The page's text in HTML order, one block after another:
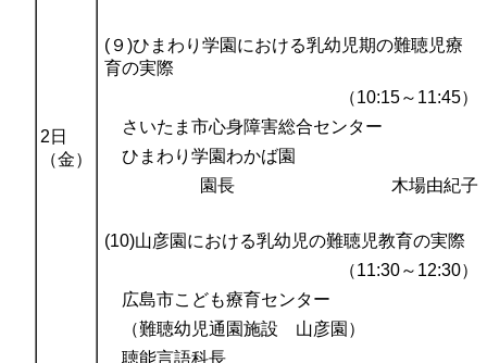
2日
（金）
(９)ひまわり学園における乳幼児期の難聴児療
育の実際
（10:15～11:45）
さいたま市心身障害総合センター
ひまわり学園わかば園
園長 木場由紀子
(10)山彦園における乳幼児の難聴児教育の実際
（11:30～12:30）
広島市こども療育センター
（難聴幼児通園施設 山彦園）
聴能言語科長